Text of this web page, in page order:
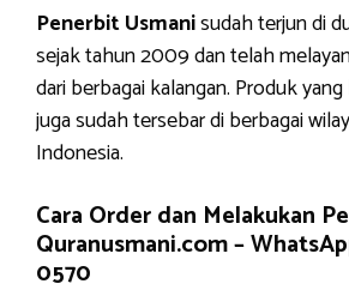
Penerbit Usmanisudah terjun di
sejak tahun 2009 dan telah
dari berbagai kalangan. Produk
juga sudah tersebar di berbagai
Indonesia.
Cara Order dan Melakukan
Quranusmani.com –
0570